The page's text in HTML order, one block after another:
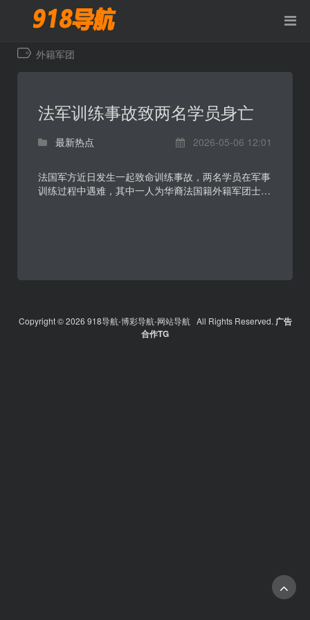
外籍军团
法军训练事故致两名学员身亡
最新热点 2026-05-06 12:01
法国军方近日发生一起致命训练事故，两名学员在军事
训练过程中遇难，其中一人为华裔法国籍外籍军团士兵
Copyright © 2026 918导航-博彩导航-网站导航 All Rights Reserved. 广告
合作TG